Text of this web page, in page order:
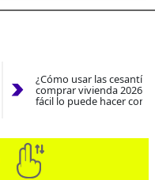
¿Cómo usar las
comprar vivienda 2026?
fácil lo puede hacer con